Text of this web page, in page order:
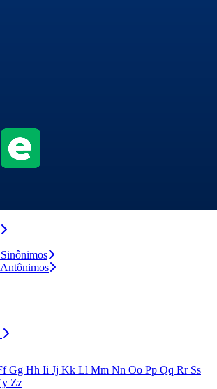
Gg Hh Ii Jj Kk Ll Mm Nn Oo Pp Qq Rr Ss
Zz